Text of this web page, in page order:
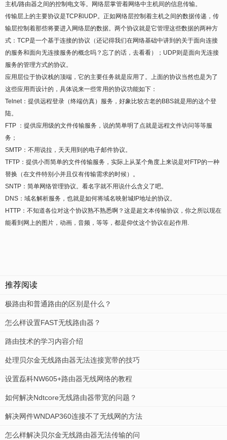
主机/路由器之间的控制电文等。网络层掌管着网络中主机间的信息传输。
传输层上的主要协议是TCP和UDP。正如网络层控制着主机之间的数据传递，传
输层控制着那些将要进入网络层的数据。两个协议就是它管理这些数据的两种方
式：TCP是一个基于连接的协议（还记得我们在网络基础中讲到的关于面向连接
的服务和面向无连接服务的概念吗？忘了的话，去看看）；UDP则是面向无连接
服务的管理方式的协议。
应用层位于协议栈的顶端，它的主要任务就是应用了。上面的协议当然也是为了
这些应用而设计的，具体说来一些常用的协议功能如下：
Telnet：提供远程登录（终端仿真）服务，好象比较古老的BBS就是用的这个登
陆。
FTP ：提供应用级的文件传输服务，说的简单明了点就是远程文件访问等等服
务；
SMTP：不用说拉，天天用到的电子邮件协议。
TFTP：提供小而简单的文件传输服务，实际上从某个角度上来说是对FTP的一种
替换（在文件特别小并且仅有传输需求的时候）。
SNTP：简单网络管理协议。看名字就不用说什么含义了吧。
DNS：域名解析服务，也就是如何将域名映射城IP地址的协议。
HTTP：不知道各位对这个协议熟不熟悉啊？这是超文本传输协议，你之所以现在
能看到网上的图片，动画，音频，等等，都是仰仗这个协议在起作用.
推荐阅读
极路由和普通路由的区别是什么？
怎么样设置FAST无线路由器？
路由技术的学习内容介绍
处理贝尔金无线路由器无法连接宽带的技巧
设置磊科NW605+路由器无线网络的教程
如何解决Ndtcore无线路由器带宽的问题？
解决网件WNDAP360连接不了无线网的方法
怎么样解决贝尔金无线路由器无法传输的问